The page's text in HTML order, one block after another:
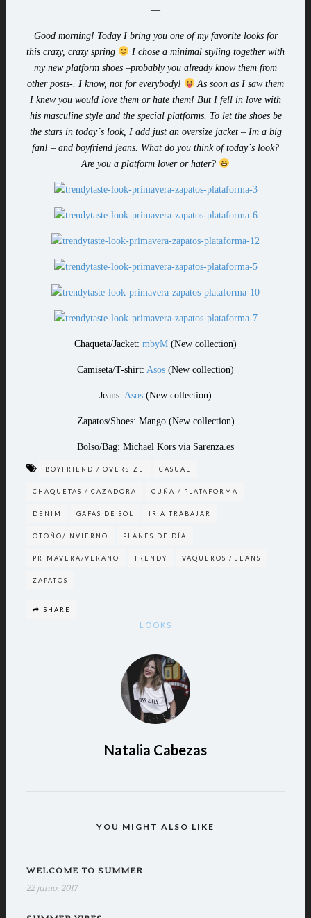
—
Good morning! Today I bring you one of my favorite looks for
this crazy, crazy spring
I chose a minimal styling together with
my new platform shoes –probably you already know them from
other posts-. I know, not for everybody!
As soon as I saw them
I knew you would love them or hate them! But I fell in love with
his masculine style and the special platforms. To let the shoes be
the stars in today´s look, I add just an oversize jacket – Im a big
fan! – and boyfriend jeans. What do you think of today´s look?
Are you a platform lover or hater?
Chaqueta/Jacket: mbyM (New collection)
Camiseta/T-shirt: Asos (New collection)
Jeans: Asos (New collection)
Zapatos/Shoes: Mango (New collection)
Bolso/Bag: Michael Kors via Sarenza.es
BOYFRIEND / OVERSIZE CASUAL
CHAQUETAS / CAZADORA CUÑA / PLATAFORMA
DENIM GAFAS DE SOL IR A TRABAJAR
OTOÑO/INVIERNO PLANES DE DÍA
PRIMAVERA/VERANO TRENDY VAQUEROS / JEANS
ZAPATOS
SHARE
LOOKS
Natalia Cabezas
YOU MIGHT ALSO LIKE
WELCOME TO SUMMER
22 junio, 2017